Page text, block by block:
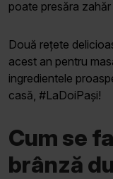
poate presăra
Două rețete
acest an pentru
ingredientele
casă, #LaDoiPași!
Cum se
brânză